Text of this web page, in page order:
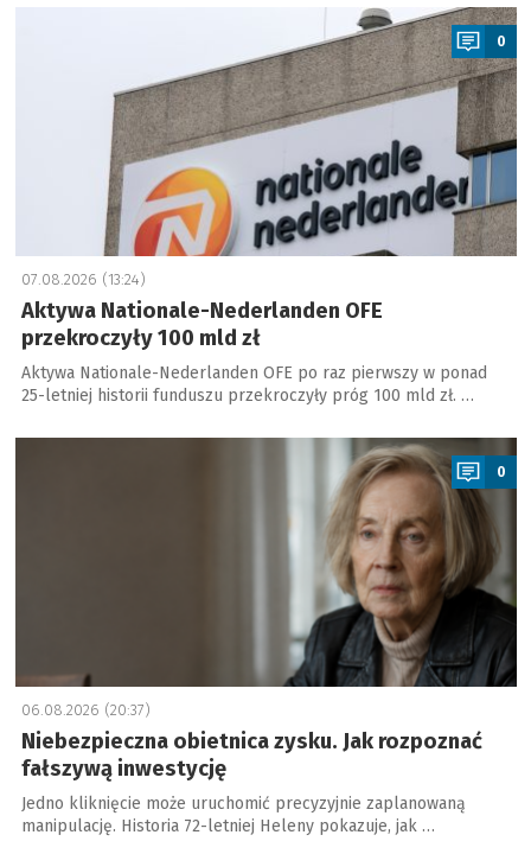
0
07.08.2026 (13:24)
Aktywa Nationale-Nederlanden OFE
przekroczyły 100 mld zł
Aktywa Nationale-Nederlanden OFE po raz pierwszy w ponad
25-letniej historii funduszu przekroczyły próg 100 mld zł. …
a
0
06.08.2026 (20:37)
Niebezpieczna obietnica zysku. Jak rozpoznać
fałszywą inwestycję
Jedno kliknięcie może uruchomić precyzyjnie zaplanowaną
manipulację. Historia 72-letniej Heleny pokazuje, jak …